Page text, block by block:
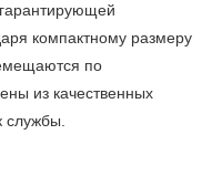
компактному размеру
по
из качественных